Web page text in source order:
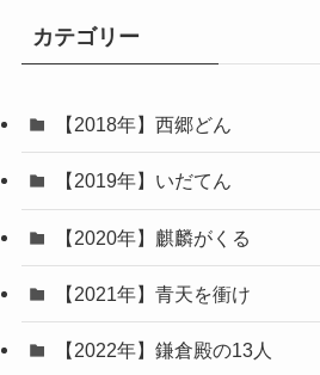
カテゴリー
【2018年】西郷どん
【2019年】いだてん
【2020年】麒麟がくる
【2021年】青天を衝け
【2022年】鎌倉殿の13人